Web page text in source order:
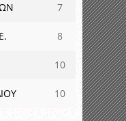
7
8
10
10